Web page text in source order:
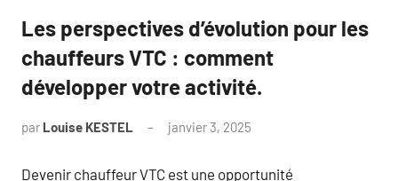
Les perspectives d’évolution pour les
chauffeurs VTC : comment
développer votre activité.
par Louise KESTEL janvier 3, 2025
Devenir chauffeur VTC est une opportunité